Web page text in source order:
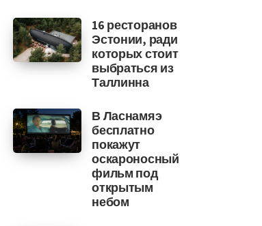
16 ресторанов
Эстонии, ради
которых стоит
выбраться из
Таллинна
В Ласнамяэ
бесплатно
покажут
оскароносный
фильм под
открытым
небом